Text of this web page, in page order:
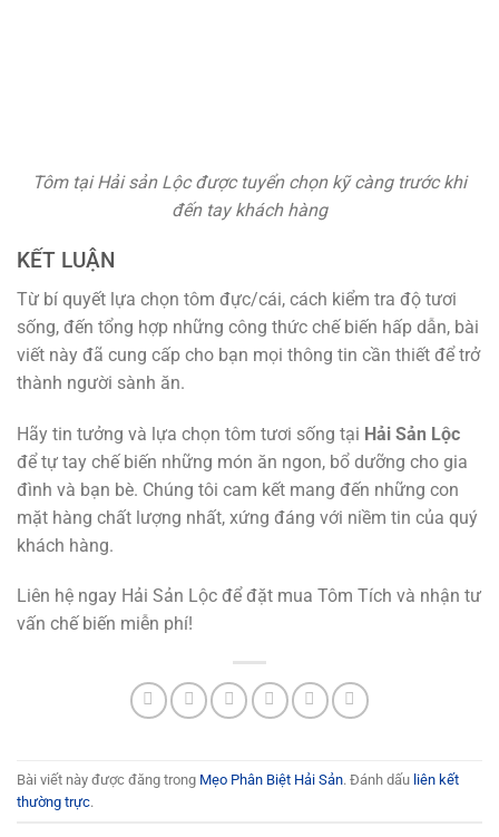
Tôm tại Hải sản Lộc được tuyển chọn kỹ càng trước khi
đến tay khách hàng
KẾT LUẬN
Từ bí quyết lựa chọn tôm đực/cái, cách kiểm tra độ tươi
sống, đến tổng hợp những công thức chế biến hấp dẫn, bài
viết này đã cung cấp cho bạn mọi thông tin cần thiết để trở
thành người sành ăn.
Hãy tin tưởng và lựa chọn tôm tươi sống tại Hải Sản Lộc
để tự tay chế biến những món ăn ngon, bổ dưỡng cho gia
đình và bạn bè. Chúng tôi cam kết mang đến những con
mặt hàng chất lượng nhất, xứng đáng với niềm tin của quý
khách hàng.
Liên hệ ngay Hải Sản Lộc để đặt mua Tôm Tích và nhận tư
vấn chế biến miễn phí!
Bài viết này được đăng trong Mẹo Phân Biệt Hải Sản. Đánh dấu liên kết
thường trực.